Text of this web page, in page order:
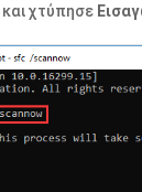
και χτύπησε